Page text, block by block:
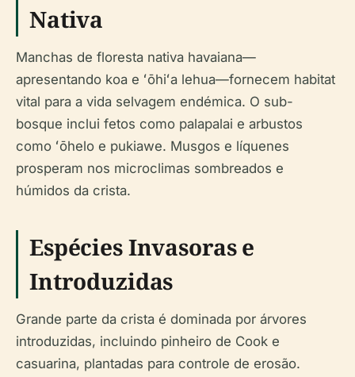
Nativa
Manchas de floresta nativa havaiana—
apresentando koa e ʻōhiʻa lehua—fornecem habitat
vital para a vida selvagem endémica. O sub-
bosque inclui fetos como palapalai e arbustos
como ʻōhelo e pukiawe. Musgos e líquenes
prosperam nos microclimas sombreados e
húmidos da crista.
Espécies Invasoras e
Introduzidas
Grande parte da crista é dominada por árvores
introduzidas, incluindo pinheiro de Cook e
casuarina, plantadas para controle de erosão.